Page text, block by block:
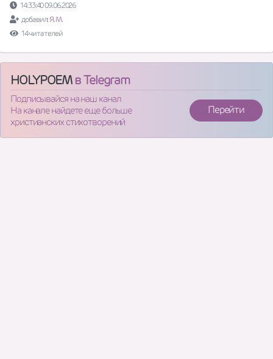
14:33:40 09.06.2026
добавил:Я. М.
14 читателей
HOLYPOEMв Telegram
Подписывайся на наш канал
На канале найдете еще больше
христианских стихотворений
Перейти